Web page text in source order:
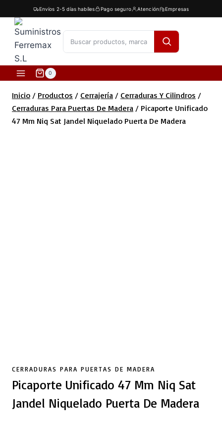
al
contenido
Envíos 2-5 días habíles Pago seguro Atención Empresas
0
Inicio / Productos / Cerrajería / Cerraduras Y Cilindros /
Cerraduras Para Puertas De Madera / Picaporte Unificado
47 Mm Niq Sat Jandel Niquelado Puerta De Madera
CERRADURAS PARA PUERTAS DE MADERA
Picaporte Unificado 47 Mm Niq Sat
Jandel Niquelado Puerta De Madera